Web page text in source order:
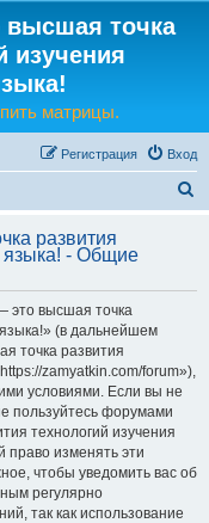
высшая точка
изучения
матрицы.
Вход
Регистрация
развития
языка! - Общие
это высшая точка
(в дальнейшем
точка развития
zamyatkin.com/forum»),
условиями. Если вы не
пользуйтесь форумами
технологий изучения
право изменять эти
чтобы уведомить вас об
регулярно
так как использование